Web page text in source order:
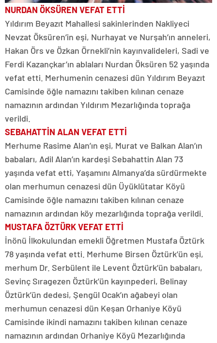
NURDAN ÖKSÜREN VEFAT ETTİ
Yıldırım Beyazıt Mahallesi sakinlerinden Nakliyeci
Nevzat Öksüren’in eşi, Nurhayat ve Nurşah’ın anneleri,
Hakan Örs ve Özkan Örnekli’nin kayınvalideleri, Sadi ve
Ferdi Kazançkar’ın ablaları Nurdan Öksüren 52 yaşında
vefat etti. Merhumenin cenazesi dün Yıldırım Beyazıt
Camisinde öğle namazını takiben kılınan cenaze
namazının ardından Yıldırım Mezarlığında toprağa
verildi.
SEBAHATTİN ALAN VEFAT ETTİ
Merhume Rasime Alan’ın eşi, Murat ve Balkan Alan’ın
babaları, Adil Alan’ın kardeşi Sebahattin Alan 73
yaşında vefat etti, Yaşamını Almanya’da sürdürmekte
olan merhumun cenazesi dün Üyüklütatar Köyü
Camisinde öğle namazını takiben kılınan cenaze
namazının ardından köy mezarlığında toprağa verildi.
MUSTAFA ÖZTÜRK VEFAT ETTİ
İnönü İlkokulundan emekli Öğretmen Mustafa Öztürk
78 yaşında vefat etti. Merhume Birsen Öztürk’ün eşi,
merhum Dr. Serbülent ile Levent Öztürk’ün babaları,
Sevinç Sıragezen Öztürk’ün kayınpederi, Belinay
Öztürk’ün dedesi, Şengül Ocak’ın ağabeyi olan
merhumun cenazesi dün Keşan Orhaniye Köyü
Camisinde ikindi namazını takiben kılınan cenaze
namazının ardından Orhaniye Köyü Mezarlığında